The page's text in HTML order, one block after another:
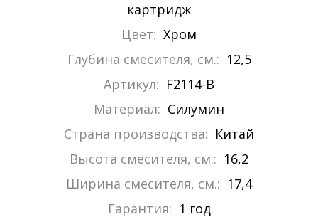
картридж
Цвет: Хром
Глубина смесителя, см.: 12,5
Артикул: F2114-B
Материал: Силумин
Страна производства: Китай
Высота смесителя, см.: 16,2
Ширина смесителя, см.: 17,4
Гарантия: 1 год